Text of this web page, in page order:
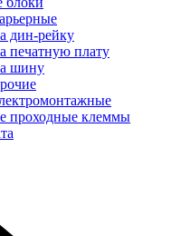
дин-рейку
печатную плату
шину
проходные клеммы